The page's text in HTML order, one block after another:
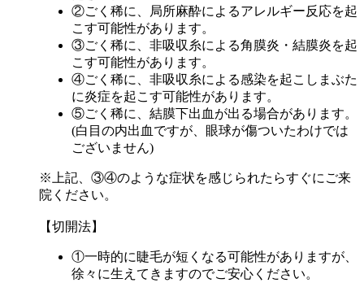
②ごく稀に、局所麻酔によるアレルギー反応を起
こす可能性があります。
③ごく稀に、非吸収糸による角膜炎・結膜炎を起
こす可能性があります。
④ごく稀に、非吸収糸による感染を起こしまぶた
に炎症を起こす可能性があります。
⑤ごく稀に、結膜下出血が出る場合があります。
(白目の内出血ですが、眼球が傷ついたわけでは
ございません)
※上記、③④のような症状を感じられたらすぐにご来
院ください。
【切開法】
①一時的に睫毛が短くなる可能性がありますが、
徐々に生えてきますのでご安心ください。